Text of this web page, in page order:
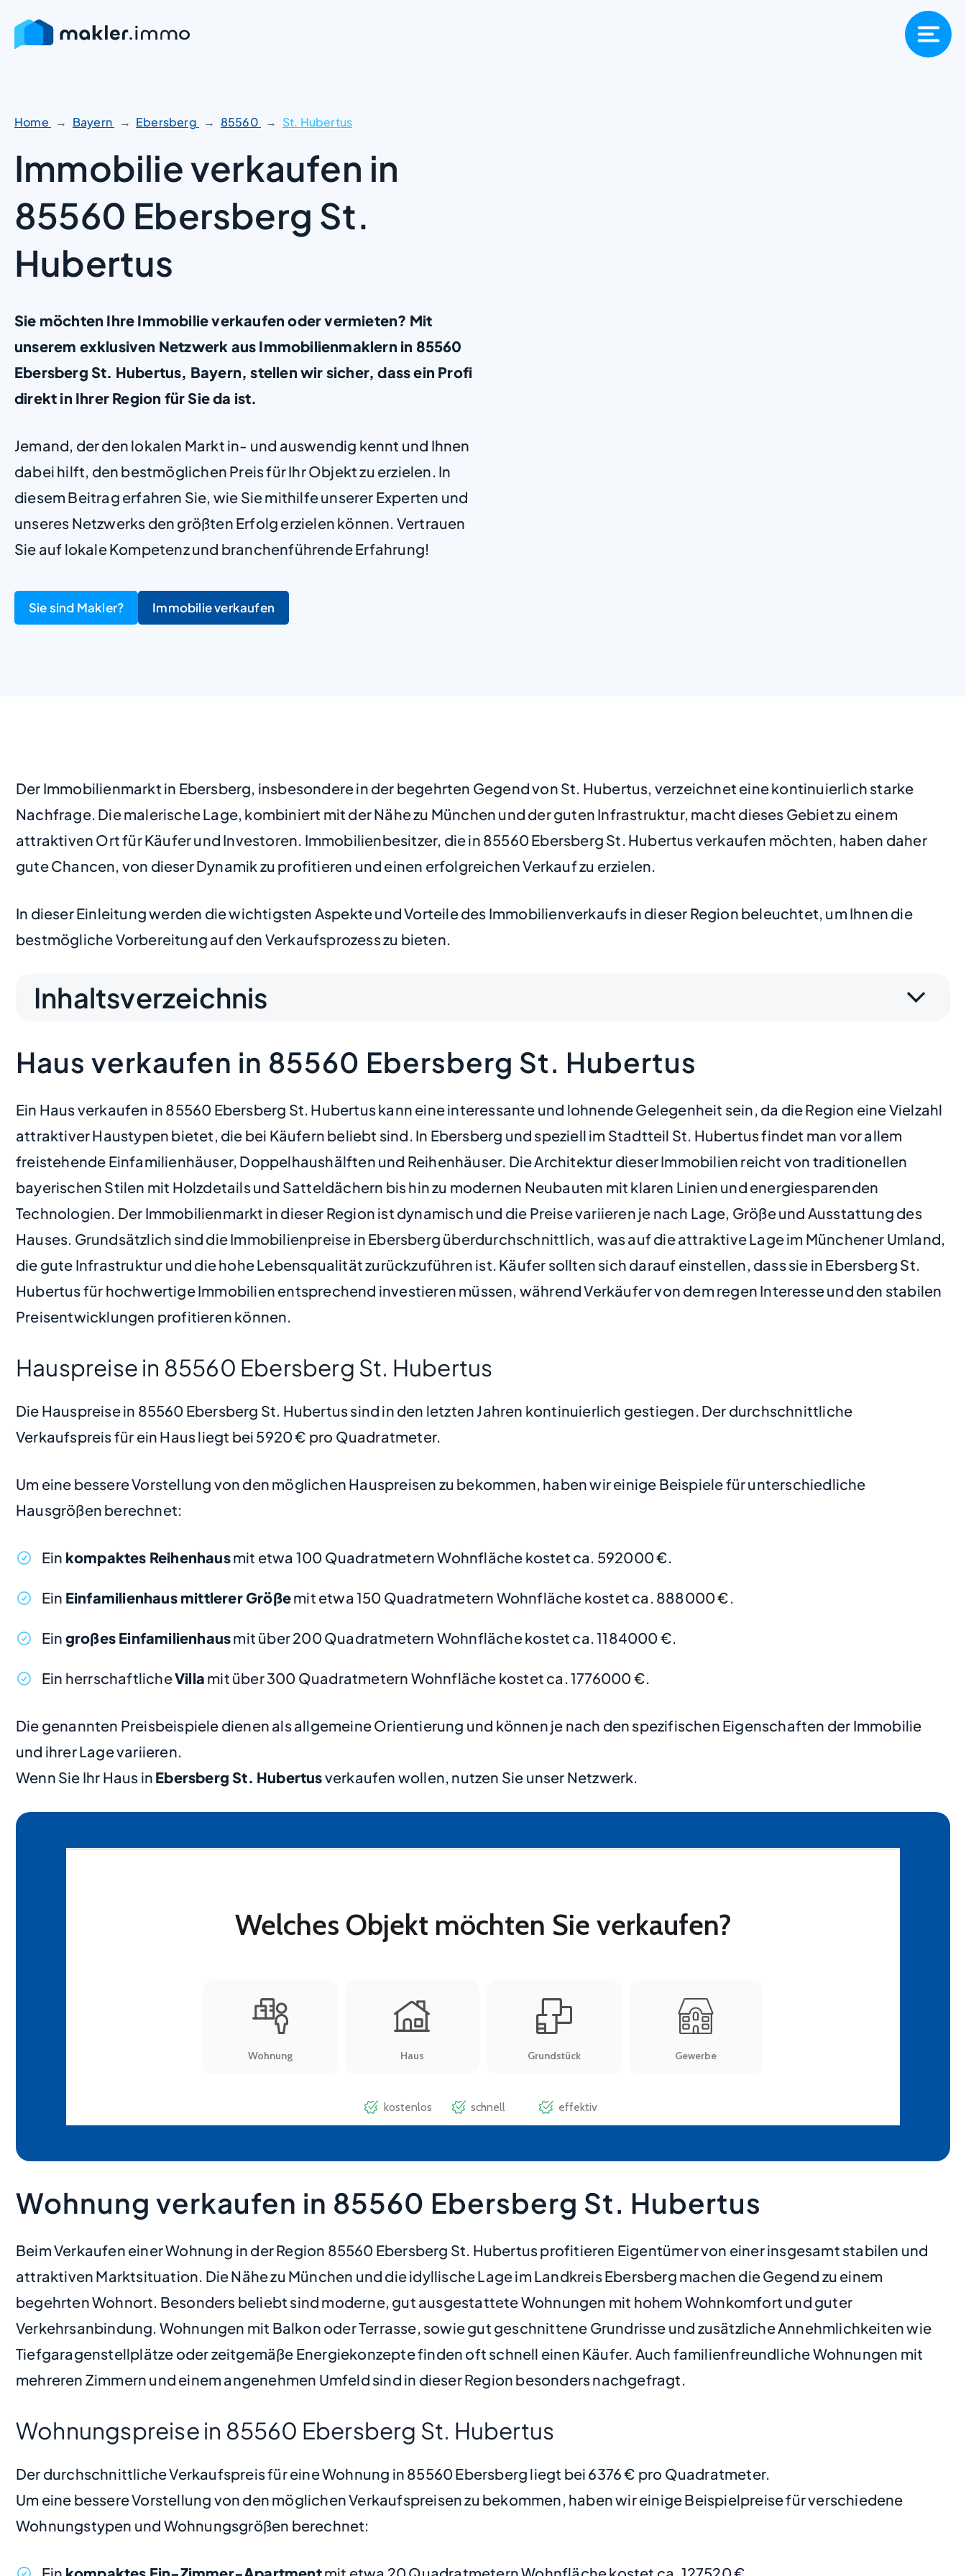
Home Bayern Ebersberg 85560 St. Hubertus
Immobilie verkaufen in
85560 Ebersberg St.
Hubertus
Sie möchten Ihre Immobilie verkaufen oder vermieten? Mit
unserem exklusiven Netzwerk aus Immobilienmaklern in 85560
Ebersberg St. Hubertus, Bayern, stellen wir sicher, dass ein Profi
direkt in Ihrer Region für Sie da ist.
Jemand, der den lokalen Markt in- und auswendig kennt und Ihnen
dabei hilft, den bestmöglichen Preis für Ihr Objekt zu erzielen. In
diesem Beitrag erfahren Sie, wie Sie mithilfe unserer Experten und
unseres Netzwerks den größten Erfolg erzielen können. Vertrauen
Sie auf lokale Kompetenz und branchenführende Erfahrung!
Sie sind Makler? Immobilie verkaufen
Der Immobilienmarkt in Ebersberg, insbesondere in der begehrten Gegend von St. Hubertus, verzeichnet eine kontinuierlich starke
Nachfrage. Die malerische Lage, kombiniert mit der Nähe zu München und der guten Infrastruktur, macht dieses Gebiet zu einem
attraktiven Ort für Käufer und Investoren. Immobilienbesitzer, die in 85560 Ebersberg St. Hubertus verkaufen möchten, haben daher
gute Chancen, von dieser Dynamik zu profitieren und einen erfolgreichen Verkauf zu erzielen.
In dieser Einleitung werden die wichtigsten Aspekte und Vorteile des Immobilienverkaufs in dieser Region beleuchtet, um Ihnen die
bestmögliche Vorbereitung auf den Verkaufsprozess zu bieten.
Inhaltsverzeichnis
Haus verkaufen in 85560 Ebersberg St. Hubertus
Ein Haus verkaufen in 85560 Ebersberg St. Hubertus kann eine interessante und lohnende Gelegenheit sein, da die Region eine Vielzahl
attraktiver Haustypen bietet, die bei Käufern beliebt sind. In Ebersberg und speziell im Stadtteil St. Hubertus findet man vor allem
freistehende Einfamilienhäuser, Doppelhaushälften und Reihenhäuser. Die Architektur dieser Immobilien reicht von traditionellen
bayerischen Stilen mit Holzdetails und Satteldächern bis hin zu modernen Neubauten mit klaren Linien und energiesparenden
Technologien. Der Immobilienmarkt in dieser Region ist dynamisch und die Preise variieren je nach Lage, Größe und Ausstattung des
Hauses. Grundsätzlich sind die Immobilienpreise in Ebersberg überdurchschnittlich, was auf die attraktive Lage im Münchener Umland,
die gute Infrastruktur und die hohe Lebensqualität zurückzuführen ist. Käufer sollten sich darauf einstellen, dass sie in Ebersberg St.
Hubertus für hochwertige Immobilien entsprechend investieren müssen, während Verkäufer von dem regen Interesse und den stabilen
Preisentwicklungen profitieren können.
Hauspreise in 85560 Ebersberg St. Hubertus
Die Hauspreise in 85560 Ebersberg St. Hubertus sind in den letzten Jahren kontinuierlich gestiegen. Der durchschnittliche
Verkaufspreis für ein Haus liegt bei 5920 € pro Quadratmeter.
Um eine bessere Vorstellung von den möglichen Hauspreisen zu bekommen, haben wir einige Beispiele für unterschiedliche
Hausgrößen berechnet:
Ein kompaktes Reihenhausmit etwa 100 Quadratmetern Wohnfläche kostet ca. 592000 €.
Ein Einfamilienhaus mittlerer Größemit etwa 150 Quadratmetern Wohnfläche kostet ca. 888000 €.
Ein großes Einfamilienhausmit über 200 Quadratmetern Wohnfläche kostet ca. 1184000 €.
Ein herrschaftlicheVilla mit über 300 Quadratmetern Wohnfläche kostet ca. 1776000 €.
Die genannten Preisbeispiele dienen als allgemeine Orientierung und können je nach den spezifischen Eigenschaften der Immobilie
und ihrer Lage variieren.
Wenn Sie Ihr Haus in Ebersberg St. Hubertusverkaufen wollen, nutzen Sie unser Netzwerk.
Wohnung verkaufen in 85560 Ebersberg St. Hubertus
Beim Verkaufen einer Wohnung in der Region 85560 Ebersberg St. Hubertus profitieren Eigentümer von einer insgesamt stabilen und
attraktiven Marktsituation. Die Nähe zu München und die idyllische Lage im Landkreis Ebersberg machen die Gegend zu einem
begehrten Wohnort. Besonders beliebt sind moderne, gut ausgestattete Wohnungen mit hohem Wohnkomfort und guter
Verkehrsanbindung. Wohnungen mit Balkon oder Terrasse, sowie gut geschnittene Grundrisse und zusätzliche Annehmlichkeiten wie
Tiefgaragenstellplätze oder zeitgemäße Energiekonzepte finden oft schnell einen Käufer. Auch familienfreundliche Wohnungen mit
mehreren Zimmern und einem angenehmen Umfeld sind in dieser Region besonders nachgefragt.
Wohnungspreise in 85560 Ebersberg St. Hubertus
Der durchschnittliche Verkaufspreis für eine Wohnung in 85560 Ebersberg liegt bei 6376 € pro Quadratmeter.
Um eine bessere Vorstellung von den möglichen Verkaufspreisen zu bekommen, haben wir einige Beispielpreise für verschiedene
Wohnungstypen und Wohnungsgrößen berechnet: